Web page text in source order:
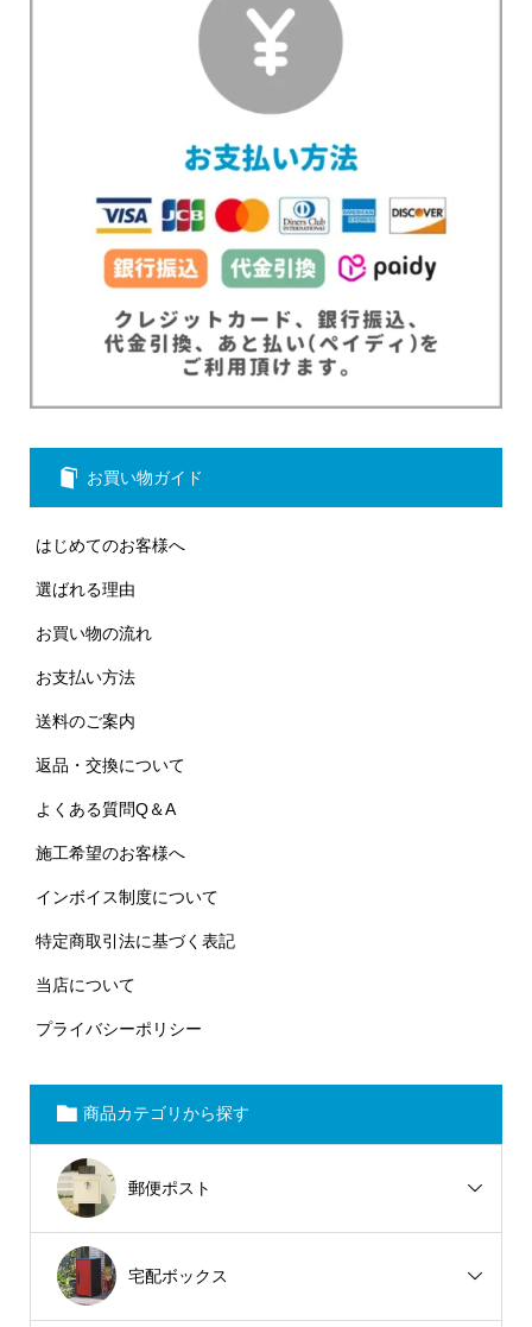
お買い物ガイド
はじめてのお客様へ
選ばれる理由
お買い物の流れ
お支払い方法
送料のご案内
返品・交換について
よくある質問Q＆A
施工希望のお客様へ
インボイス制度について
特定商取引法に基づく表記
当店について
プライバシーポリシー
商品カテゴリから探す
郵便ポスト
宅配ボックス